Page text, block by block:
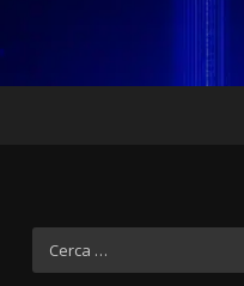
Ricerca
per: